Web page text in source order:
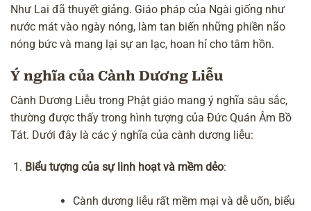
Như Lai đã thuyết giảng. Giáo pháp của Ngài giống như
nước mát vào ngày nóng, làm tan biến những phiền não
nóng bức và mang lại sự an lạc, hoan hỉ cho tâm hồn.
Ý nghĩa của Cành Dương Liễu
Cành Dương Liễu trong Phật giáo mang ý nghĩa sâu sắc,
thường được thấy trong hình tượng của Đức Quán Âm Bồ
Tát. Dưới đây là các ý nghĩa của cành dương liễu:
Biểu tượng của sự linh hoạt và mềm dẻo:
Cành dương liễu rất mềm mại và dễ uốn, biểu